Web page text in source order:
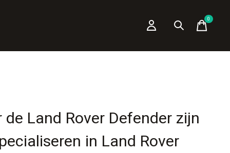
0items
Land Rover Defender zijn
in Land Rover